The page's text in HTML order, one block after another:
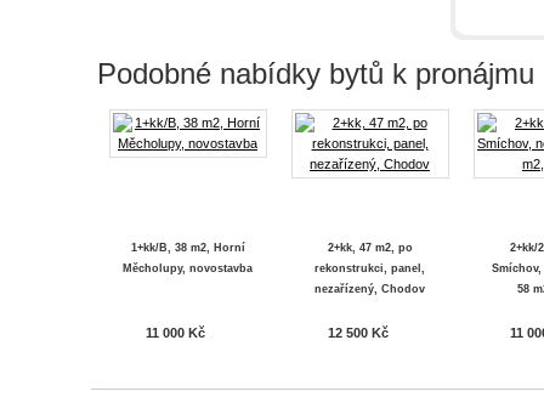
Podobné nabídky bytů k pronájmu
1+kk/B, 38 m2, Horní
Měcholupy, novostavba
11 000 Kč
2+kk, 47 m2, po
rekonstrukci, panel,
nezařízený, Chodov
12 500 Kč
2+kk/
58
11